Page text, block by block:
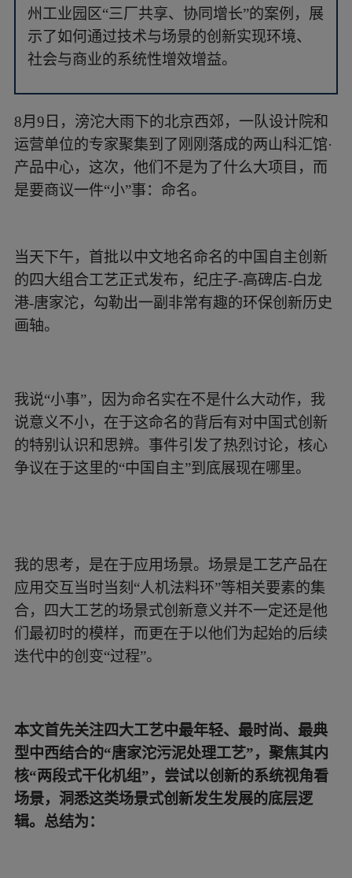
州工业园区“三厂共享、协同增长”的案例，展
示了如何通过技术与场景的创新实现环境、
社会与商业的系统性增效增益。
8月9日，滂沱大雨下的北京西郊，一队设计院和
运营单位的专家聚集到了刚刚落成的两山科汇馆·
产品中心，这次，他们不是为了什么大项目，而
是要商议一件“小”事：命名。
当天下午，首批以中文地名命名的中国自主创新
的四大组合工艺正式发布，纪庄子-高碑店-白龙
港-唐家沱，勾勒出一副非常有趣的环保创新历史
画轴。
我说“小事”，因为命名实在不是什么大动作，我
说意义不小，在于这命名的背后有对中国式创新
的特别认识和思辨。事件引发了热烈讨论，核心
争议在于这里的“中国自主”到底展现在哪里。
我的思考，是在于应用场景。场景是工艺产品在
应用交互当时当刻“人机法料环”等相关要素的集
合，四大工艺的场景式创新意义并不一定还是他
们最初时的模样，而更在于以他们为起始的后续
迭代中的创变“过程”。
本文首先关注四大工艺中最年轻、最时尚、最典
型中西结合的“唐家沱污泥处理工艺”，聚焦其内
核“两段式干化机组”，尝试以创新的系统视角看
场景，洞悉这类场景式创新发生发展的底层逻
辑。总结为：